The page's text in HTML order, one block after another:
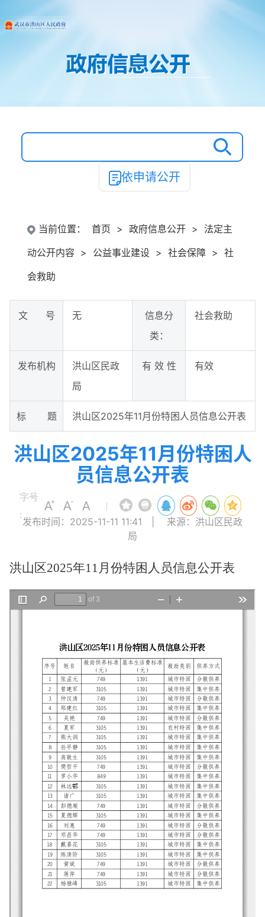
依申请公开
当前位置： 首页 > 政府信息公开 >
法定主
动公开内容 > 公益事业建设 > 社会保障 > 社
会救助
文 号 无
信息分
类：
社会救助
发布机构
洪山区民政
局
有 效 性 有效
标 题 洪山区2025年11月份特困人员信息公开表
洪山区2025年11月份特困人
员信息公开表
字号
:
|
发布时间：2025-11-11 11:41
来源：洪山区民政
局
洪山区2025年11月份特困人员信息公开表